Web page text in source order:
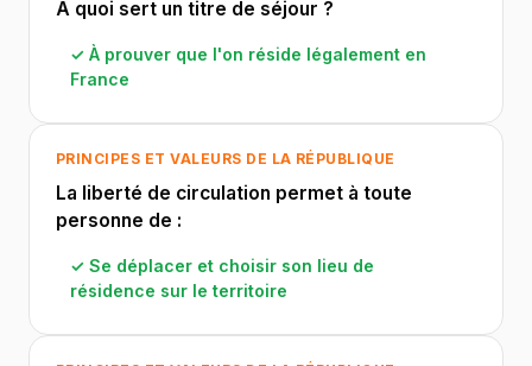
À quoi sert un titre de séjour ?
✓ À prouver que l'on réside légalement en
France
PRINCIPES ET VALEURS DE LA RÉPUBLIQUE
La liberté de circulation permet à toute
personne de :
✓ Se déplacer et choisir son lieu de
résidence sur le territoire